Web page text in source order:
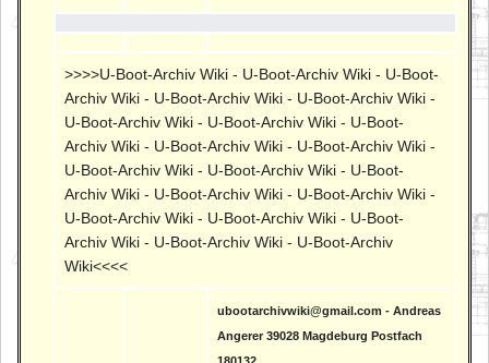
>>>>U-Boot-Archiv Wiki - U-Boot-Archiv Wiki - U-Boot-
Archiv Wiki - U-Boot-Archiv Wiki - U-Boot-Archiv Wiki -
U-Boot-Archiv Wiki - U-Boot-Archiv Wiki - U-Boot-
Archiv Wiki - U-Boot-Archiv Wiki - U-Boot-Archiv Wiki -
U-Boot-Archiv Wiki - U-Boot-Archiv Wiki - U-Boot-
Archiv Wiki - U-Boot-Archiv Wiki - U-Boot-Archiv Wiki -
U-Boot-Archiv Wiki - U-Boot-Archiv Wiki - U-Boot-
Archiv Wiki - U-Boot-Archiv Wiki - U-Boot-Archiv
Wiki<<<<
ubootarchivwiki@gmail.com - Andreas
Angerer 39028 Magdeburg Postfach